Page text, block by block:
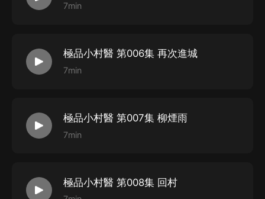
7min
極品小村醫 第006集 再次進城
7min
極品小村醫 第007集 柳煙雨
7min
極品小村醫 第008集 回村